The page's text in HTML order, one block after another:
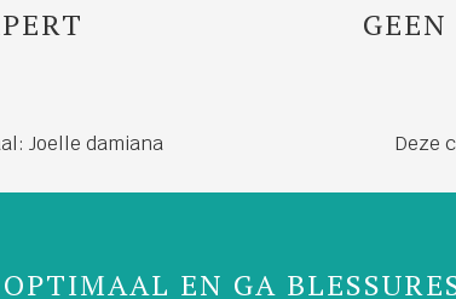
Joelle damiana Deze
EN GA